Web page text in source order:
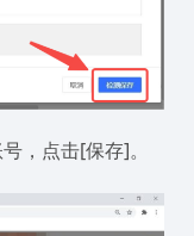
，点击[保存]。